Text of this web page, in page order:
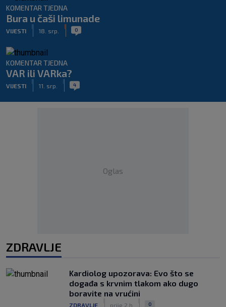
KOMENTAR TJEDNA
Bura u čaši limunade
VIJESTI 18. srp. 0
KOMENTAR TJEDNA
VAR ili VARka?
VIJESTI 11. srp. 4
Oglas
ZDRAVLJE
Kardiolog upozorava: Evo što se
događa s krvnim tlakom ako dugo
boravite na vrućini
ZDRAVLJE prije 2 h 0